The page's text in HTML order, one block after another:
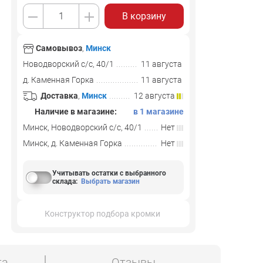
В корзину
Самовывоз, Минск
Новодворский с/с, 40/1
11 августа
д. Каменная Горка
11 августа
Доставка, Минск
12 августа
Наличие в магазине:
в 1 магазине
Минск, Новодворский с/с, 40/1
Нет
Минск, д. Каменная Горка
Нет
Учитывать остатки с выбранного
склада: Выбрать магазин
Конструктор подбора кромки